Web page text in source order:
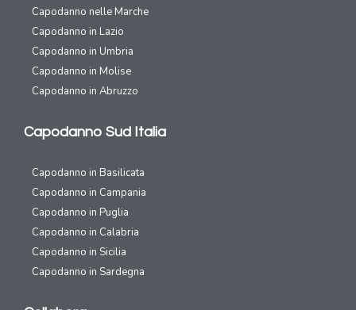
Capodanno nelle Marche
Capodanno in Lazio
Capodanno in Umbria
Capodanno in Molise
Capodanno in Abruzzo
Capodanno Sud Italia
Capodanno in Basilicata
Capodanno in Campania
Capodanno in Puglia
Capodanno in Calabria
Capodanno in Sicilia
Capodanno in Sardegna